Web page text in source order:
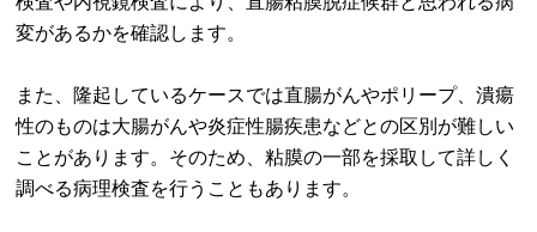
変があるかを確認します。
また、隆起しているケースでは直腸がんやポリープ、潰瘍
性のものは大腸がんや炎症性腸疾患などとの区別が難しい
ことがあります。そのため、粘膜の一部を採取して詳しく
調べる病理検査を行うこともあります。